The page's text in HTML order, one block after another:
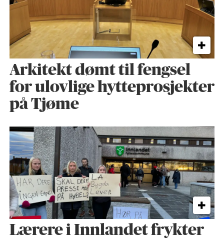
Arkitekt dømt til fengsel
for ulovlige hytteprosjekter
på Tjøme
Lærere i Innlandet frykter